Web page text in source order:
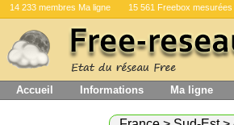
14 233 membres Ma ligne 15 561 Freebox mesurées
Accueil Informations Ma ligne